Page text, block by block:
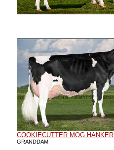
COOKIECUTTER MOG HANKER
GRANDDAM